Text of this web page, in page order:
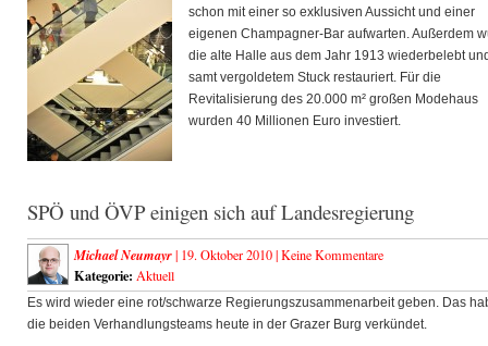
schon mit einer so exklusiven Aussicht und einer
eigenen Champagner-Bar aufwarten. Außerdem
die alte Halle aus dem Jahr 1913 wiederbelebt
samt vergoldetem Stuck restauriert. Für die
Revitalisierung des 20.000 m² großen Modehaus
wurden 40 Millionen Euro investiert.
SPÖ und ÖVP einigen sich auf Landesregierung
Michael Neumayr| 19. Oktober 2010 |Keine Kommentare
Kategorie: Aktuell
Es wird wieder eine rot/schwarze Regierungszusammenarbeit geben. Das
die beiden Verhandlungsteams heute in der Grazer Burg verkündet.